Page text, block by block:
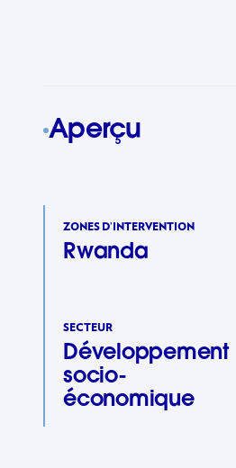
Aperçu
ZONES D’INTERVENTION
Rwanda
SECTEUR
Développement
socio-
économique